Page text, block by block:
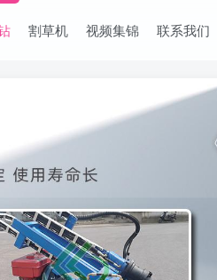
割草机 视频集锦 联系我们